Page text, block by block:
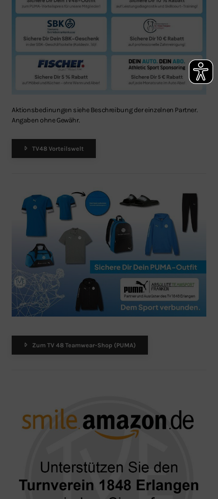
Aktionsbedinungen siehe Beschreibung der einzelnen Partner.
Angaben ohne Gewähr.
TV48 Vorteilswelt
Zum TV 48 Teamwear-Shop (PUMA)